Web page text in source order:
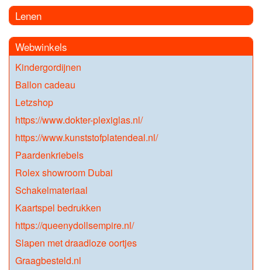
Lenen
Webwinkels
Kindergordijnen
Ballon cadeau
Letzshop
https://www.dokter-plexiglas.nl/
https://www.kunststofplatendeal.nl/
Paardenkriebels
Rolex showroom Dubai
Schakelmateriaal
Kaartspel bedrukken
https://queenydollsempire.nl/
Slapen met draadloze oortjes
Graagbesteld.nl